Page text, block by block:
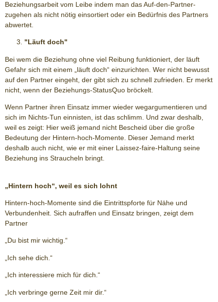
Beziehungsarbeit vom Leibe indem man das Auf-den-Partner-
zugehen als nicht nötig einsortiert oder ein Bedürfnis des Partners
abwertet.
"Läuft doch"
Bei wem die Beziehung ohne viel Reibung funktioniert, der läuft
Gefahr sich mit einem „läuft doch“ einzurichten. Wer nicht bewusst
auf den Partner eingeht, der gibt sich zu schnell zufrieden. Er merkt
nicht, wenn der Beziehungs-StatusQuo bröckelt.
Wenn Partner ihren Einsatz immer wieder wegargumentieren und
sich im Nichts-Tun einnisten, ist das schlimm. Und zwar deshalb,
weil es zeigt: Hier weiß jemand nicht Bescheid über die große
Bedeutung der Hintern-hoch-Momente. Dieser Jemand merkt
deshalb auch nicht, wie er mit einer Laissez-faire-Haltung seine
Beziehung ins Straucheln bringt.
„Hintern hoch“, weil es sich lohnt
Hintern-hoch-Momente sind die Eintrittspforte für Nähe und
Verbundenheit. Sich aufraffen und Einsatz bringen, zeigt dem
Partner
„Du bist mir wichtig.“
„Ich sehe dich.“
„Ich interessiere mich für dich.“
„Ich verbringe gerne Zeit mir dir.“